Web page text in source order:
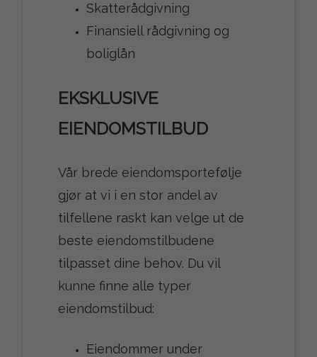
Skatterådgivning
Finansiell rådgivning og
boliglån
EKSKLUSIVE
EIENDOMSTILBUD
Vår brede eiendomsportefølje
gjør at vi i en stor andel av
tilfellene raskt kan velge ut de
beste eiendomstilbudene
tilpasset dine behov. Du vil
kunne finne alle typer
eiendomstilbud:
Eiendommer under